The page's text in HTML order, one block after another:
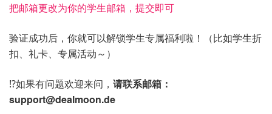
把邮箱更改为你的学生邮箱，提交即可
验证成功后，你就可以解锁学生专属福利啦！（比如学生折
扣、礼卡、专属活动～）
⁉️如果有问题欢迎来问， 请联系邮箱：
support@dealmoon.de